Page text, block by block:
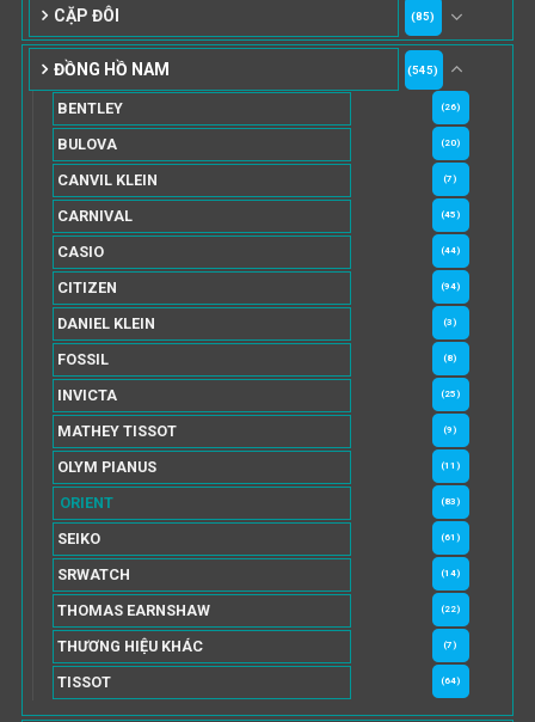
CẶP ĐÔI (85)
ĐỒNG HỒ NAM (545)
BENTLEY (26)
BULOVA (20)
CANVIL KLEIN (7)
CARNIVAL (45)
CASIO (44)
CITIZEN (94)
DANIEL KLEIN (3)
FOSSIL (8)
INVICTA (25)
MATHEY TISSOT (9)
OLYM PIANUS (11)
ORIENT (83)
SEIKO (61)
SRWATCH (14)
THOMAS EARNSHAW (22)
THƯƠNG HIỆU KHÁC (7)
TISSOT (64)